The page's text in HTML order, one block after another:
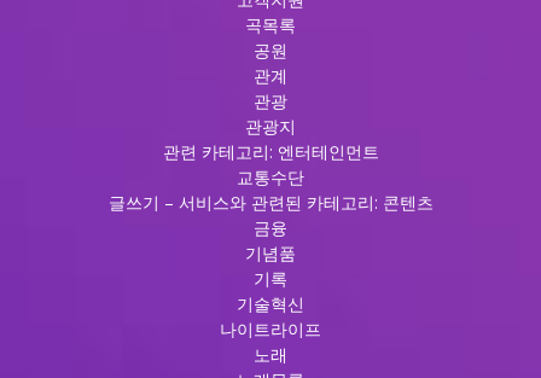
곡목록
공원
관계
관광
관광지
관련 카테고리: 엔터테인먼트
교통수단
글쓰기 – 서비스와 관련된 카테고리: 콘텐츠
금융
기념품
기록
기술혁신
나이트라이프
노래